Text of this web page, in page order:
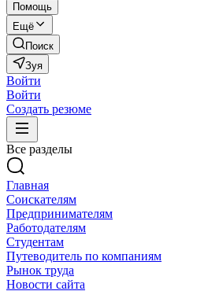
Помощь
Ещё
Поиск
Зуя
Войти
Войти
Создать резюме
Все разделы
Главная
Соискателям
Предпринимателям
Работодателям
Студентам
Путеводитель по компаниям
Рынок труда
Новости сайта